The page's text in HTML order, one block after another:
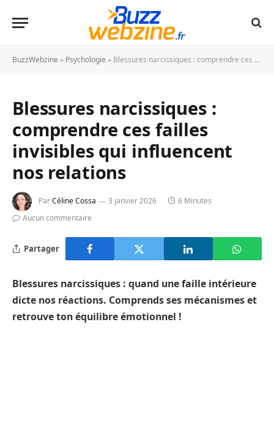
BuzzWebzine » Psychologie » Blessures narcissiques : comprendre ces failles invisibles qui influencent nos relations
Blessures narcissiques :
comprendre ces failles
invisibles qui influencent
nos relations
ParCéline Cossa 3 janvier 2026
6 Minutes
Aucun commentaire
Partager
Blessures narcissiques : quand une faille intérieure
dicte nos réactions. Comprends ses mécanismes et
retrouve ton équilibre émotionnel !